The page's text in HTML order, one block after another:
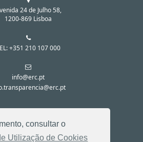
consultar o
Utilização de Cookies
24 de Julho 58,
1200-869 Lisboa
+351 210 107 000
info@erc.pt